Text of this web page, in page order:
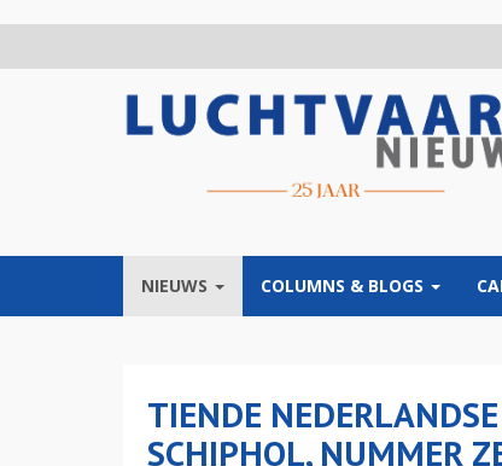
NIEUWS COLUMNS & BLOGS
TIENDE
SCHIPHOL, NUMMER